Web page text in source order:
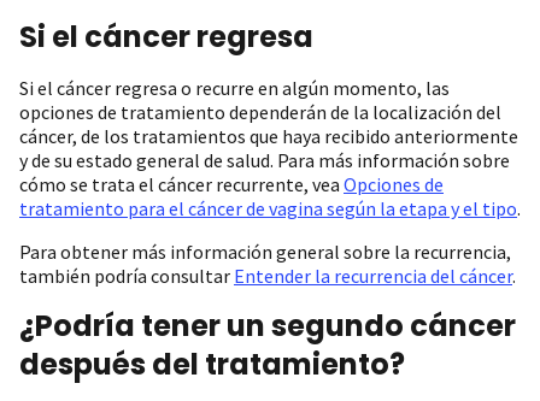
Si el cáncer regresa
Si el cáncer regresa o recurre en algún momento, las
opciones de tratamiento dependerán de la localización del
cáncer, de los tratamientos que haya recibido anteriormente
y de su estado general de salud. Para más información sobre
cómo se trata el cáncer recurrente, vea Opciones de
tratamiento para el cáncer de vagina según la etapa y el tipo.
Para obtener más información general sobre la recurrencia,
también podría consultar Entender la recurrencia del cáncer.
¿Podría tener un segundo cáncer
después del tratamiento?